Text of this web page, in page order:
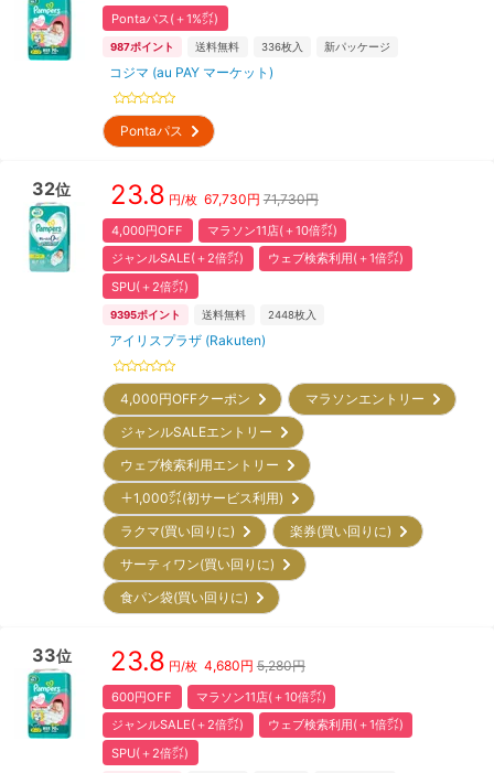
Pontaパス(＋1%㌽)
987ポイント 送料無料 336枚入 新パッケージ
コジマ (au PAY マーケット)
Pontaパス
32位 23.8 円/枚 67,730円 71,730円
4,000円OFF
マラソン11店(＋10倍㌽)
ジャンルSALE(＋2倍㌽)
ウェブ検索利用(＋1倍㌽)
SPU(＋2倍㌽)
9395ポイント 送料無料 2448枚入
アイリスプラザ (Rakuten)
4,000円OFFクーポン
マラソンエントリー
ジャンルSALEエントリー
ウェブ検索利用エントリー
＋1,000㌽(初サービス利用)
ラクマ(買い回りに)
楽券(買い回りに)
サーティワン(買い回りに)
食パン袋(買い回りに)
33位 23.8 円/枚 4,680円 5,280円
600円OFF
マラソン11店(＋10倍㌽)
ジャンルSALE(＋2倍㌽)
ウェブ検索利用(＋1倍㌽)
SPU(＋2倍㌽)